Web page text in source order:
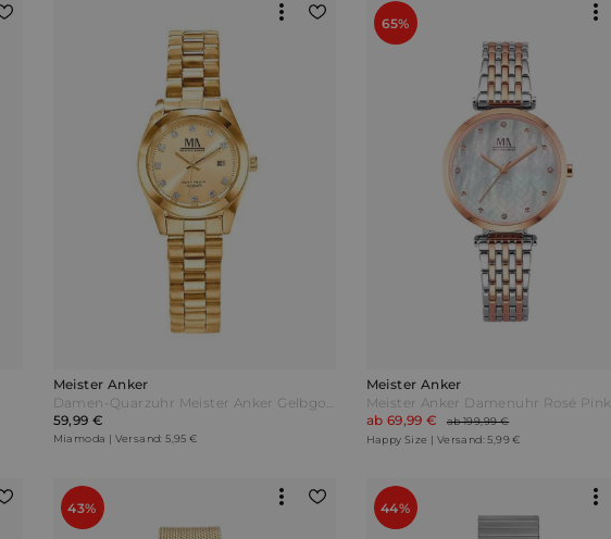
Meister Anker
Damen-Quarzuhr Meister Anker Gelbgoldfarben
59,99 €
Miamoda | Versand: 5,95 €
65%
Meister Anker
Meister Anker Damenuhr Rosé Pink
ab 69,99 €
ab 199,99 €
Happy Size | Versand: 5,99 €
43% 44%